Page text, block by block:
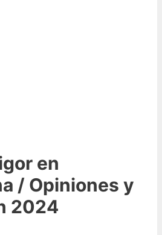
en
/ Opiniones y
2024